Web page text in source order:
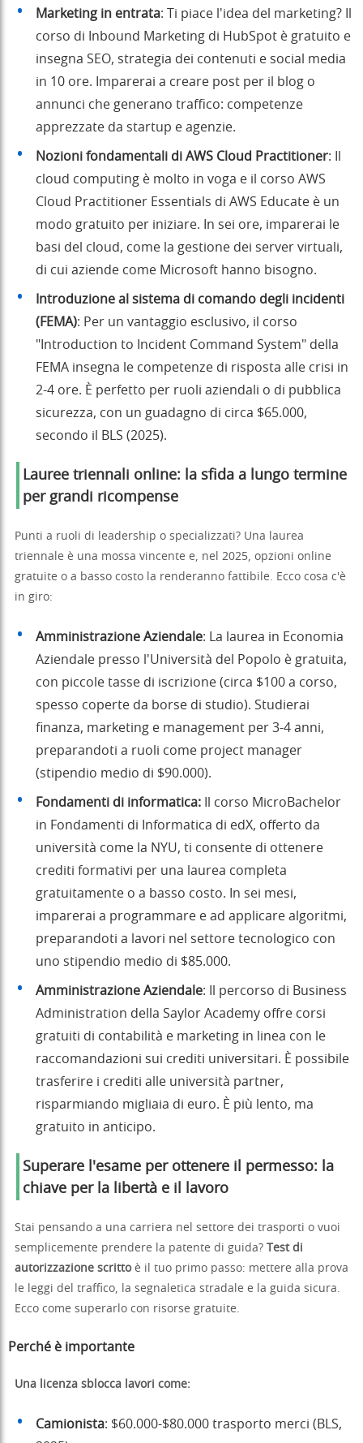
Marketing in entrata: Ti piace l'idea del marketing? Il
corso di Inbound Marketing di HubSpot è gratuito e
insegna SEO, strategia dei contenuti e social media
in 10 ore. Imparerai a creare post per il blog o
annunci che generano traffico: competenze
apprezzate da startup e agenzie.
Nozioni fondamentali di AWS Cloud Practitioner: Il
cloud computing è molto in voga e il corso AWS
Cloud Practitioner Essentials di AWS Educate è un
modo gratuito per iniziare. In sei ore, imparerai le
basi del cloud, come la gestione dei server virtuali,
di cui aziende come Microsoft hanno bisogno.
Introduzione al sistema di comando degli incidenti
(FEMA): Per un vantaggio esclusivo, il corso
"Introduction to Incident Command System" della
FEMA insegna le competenze di risposta alle crisi in
2-4 ore. È perfetto per ruoli aziendali o di pubblica
sicurezza, con un guadagno di circa $65.000,
secondo il BLS (2025).
Lauree triennali online: la sfida a lungo termine
per grandi ricompense
Punti a ruoli di leadership o specializzati? Una laurea
triennale è una mossa vincente e, nel 2025, opzioni online
gratuite o a basso costo la renderanno fattibile. Ecco cosa c'è
in giro:
Amministrazione Aziendale: La laurea in Economia
Aziendale presso l'Università del Popolo è gratuita,
con piccole tasse di iscrizione (circa $100 a corso,
spesso coperte da borse di studio). Studierai
finanza, marketing e management per 3-4 anni,
preparandoti a ruoli come project manager
(stipendio medio di $90.000).
Fondamenti di informatica: Il corso MicroBachelor
in Fondamenti di Informatica di edX, offerto da
università come la NYU, ti consente di ottenere
crediti formativi per una laurea completa
gratuitamente o a basso costo. In sei mesi,
imparerai a programmare e ad applicare algoritmi,
preparandoti a lavori nel settore tecnologico con
uno stipendio medio di $85.000.
Amministrazione Aziendale: Il percorso di Business
Administration della Saylor Academy offre corsi
gratuiti di contabilità e marketing in linea con le
raccomandazioni sui crediti universitari. È possibile
trasferire i crediti alle università partner,
risparmiando migliaia di euro. È più lento, ma
gratuito in anticipo.
Superare l'esame per ottenere il permesso: la
chiave per la libertà e il lavoro
Stai pensando a una carriera nel settore dei trasporti o vuoi
semplicemente prendere la patente di guida?
Test di
autorizzazione scrittoè il tuo primo passo: mettere alla prova
le leggi del traffico, la segnaletica stradale e la guida sicura.
Ecco come superarlo con risorse gratuite.
Perché è importante
Una licenza sblocca lavori come:
Camionista: $60.000-$80.000 trasporto merci (BLS,